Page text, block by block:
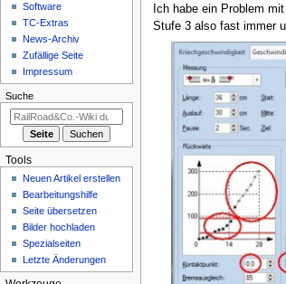
Ich habe ein Problem
Stufe 3 also fast immer
i
o
m
Software
TC-Extras
News-Archiv
Zufällige Seite
Impressum
Suche
Tools
Neuen Artikel erstellen
Bearbeitungshilfe
Seite übersetzen
Bilder hochladen
Spezialseiten
Letzte Änderungen